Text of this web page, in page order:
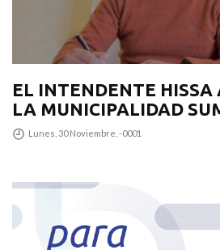
EL INTENDENTE HISSA
LA MUNICIPALIDAD
12 COLECTIVOS 0KM
Lunes, 30 Noviembre, -0001